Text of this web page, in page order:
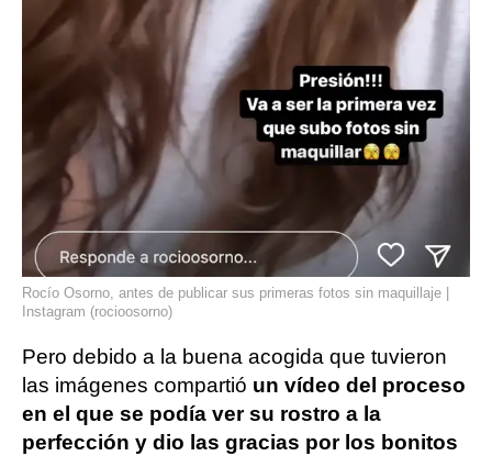
Rocío Osorno, antes de publicar sus primeras fotos sin maquillaje |
Instagram (rocioosorno)
Pero debido a la buena acogida que tuvieron
las imágenes compartió un vídeo del proceso
en el que se podía ver su rostro a la
perfección y dio las gracias por los bonitos